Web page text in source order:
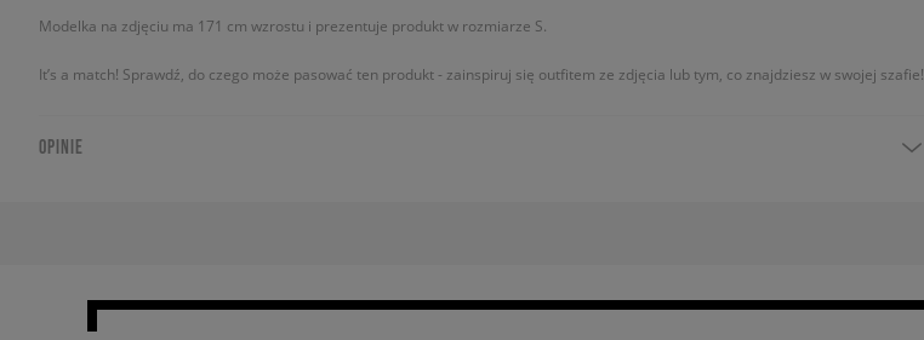
Modelka na zdjęciu ma 171 cm wzrostu i prezentuje produkt w rozmiarze S.
It’s a match! Sprawdź, do czego może pasować ten produkt - zainspiruj się outfitem ze zdjęcia lub tym, co znajdziesz w swojej szafie!
OPINIE